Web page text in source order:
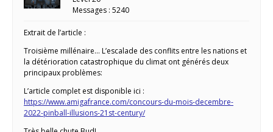
Messages : 5240
Extrait de l’article :
Troisième millénaire… L’escalade des conflits entre les nations et
la détérioration catastrophique du climat ont générés deux
principaux problèmes:
L’article complet est disponible ici :
https://www.amigafrance.com/concours-du-mois-decembre-
2022-pinball-illusions-21st-century/